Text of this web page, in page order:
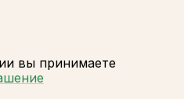
вы принимаете